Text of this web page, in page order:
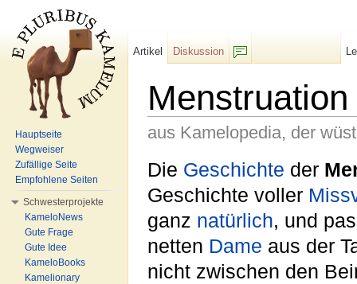
Menstruation
aus Kamelopedia, der
Die Geschichte der
Geschichte voller
ganz natürlich, und
netten Dame aus der
nicht zwischen den
Artikel
Diskussion
Hauptseite
Wegweiser
Zufällige Seite
Empfohlene Seiten
Schwesterprojekte
KameloNews
Gute Frage
Gute Idee
KameloBooks
Kamelionary